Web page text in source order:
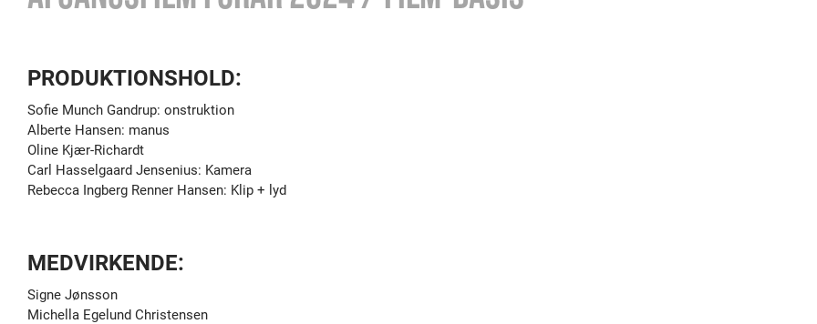
PRODUKTIONSHOLD:
Sofie Munch Gandrup: onstruktion
Alberte Hansen: manus
Oline Kjær-Richardt
Carl Hasselgaard Jensenius: Kamera
Rebecca Ingberg Renner Hansen: Klip + lyd
MEDVIRKENDE:
Signe Jønsson
Michella Egelund Christensen